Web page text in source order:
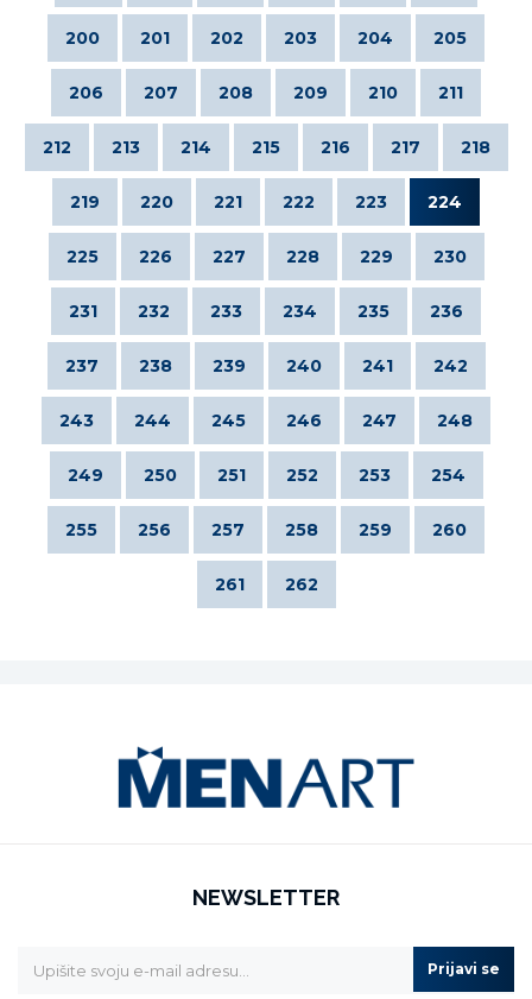
200 201 202 203 204 205
206 207 208 209 210 211
212 213 214 215 216 217 218
219 220 221 222 223 224
225 226 227 228 229 230
231 232 233 234 235 236
237 238 239 240 241 242
243 244 245 246 247 248
249 250 251 252 253 254
255 256 257 258 259 260
261 262
NEWSLETTER
Prijavi se